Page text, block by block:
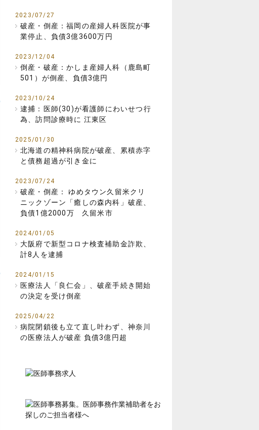
2023/07/27
破産・倒産：福岡の産婦人科医院が事
業停止、負債3億3600万円
2023/12/04
倒産・破産：かしま産婦人科（鹿島町
501）が倒産、負債3億円
2023/10/24
逮捕：医師(30)が看護師にわいせつ行
為、訪問診療時に 江東区
2025/01/30
北海道の精神科病院が破産、累積赤字
と債務超過が引き金に
2023/07/24
破産・倒産： ゆめタウン久留米クリ
ニックゾーン「癒しの森内科」破産、
負債1億2000万 久留米市
2024/01/05
大阪府で新型コロナ検査補助金詐欺、
計8人を逮捕
2024/01/15
医療法人「良仁会」、破産手続き開始
の決定を受け倒産
2025/04/22
病院閉鎖後も立て直し叶わず、神奈川
の医療法人が破産 負債3億円超